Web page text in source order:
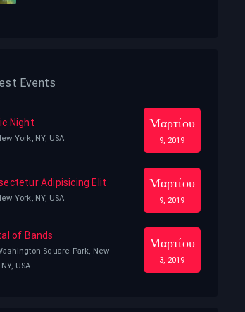
Events
Night
York, NY, USA
Μαρτίου
9, 2019
Adipisicing Elit
York, NY, USA
Μαρτίου
9, 2019
of Bands
Square Park, New
USA
Μαρτίου
3, 2019